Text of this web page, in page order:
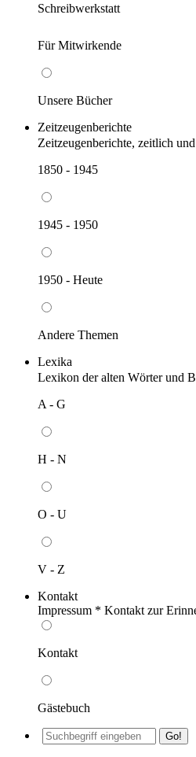
Schreibwerkstatt
Für Mitwirkende
Unsere Bücher
Zeitzeugenberichte
Zeitzeugenberichte, zeitlich
1850 - 1945
1945 - 1950
1950 - Heute
Andere Themen
Lexika
Lexikon der alten Wörter und
A - G
H - N
O - U
V - Z
Kontakt
Impressum * Kontakt zur
Kontakt
Gästebuch